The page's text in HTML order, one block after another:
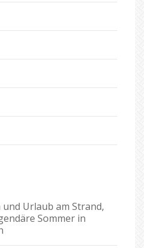
und Urlaub am Strand,
Sommer in